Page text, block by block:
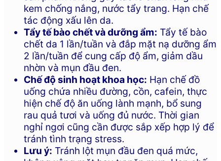
kem chống nắng, nước tẩy trang. Hạn chế
tác động xấu lên da.
Tẩy tế bào chết và dưỡng ẩm: Tẩy tế bào
chết da 1 lần/tuần và đắp mặt nạ dưỡng ẩm
2 lần/tuần để cung cấp độ ẩm, giảm dầu
nhờn và mụn đầu đen.
Chế độ sinh hoạt khoa học: Hạn chế đồ
uống chứa nhiều đường, cồn, cafein, thực
hiện chế độ ăn uống lành mạnh, bổ sung
rau quả tươi và uống đủ nước. Thời gian
nghỉ ngơi cũng cần được sắp xếp hợp lý để
tránh tình trạng stress.
Lưu ý: Tránh lột mụn đầu đen quá mức,